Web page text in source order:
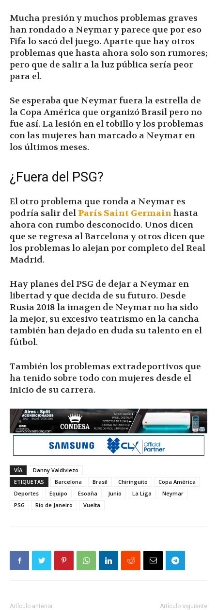
Mucha presión y muchos problemas graves
han rondado a Neymar y parece que por eso
Fifa lo sacó del juego. Aparte que hay otros
problemas que hasta ahora solo son rumores;
pero que de salir a la luz pública sería peor
para el.
Se esperaba que Neymar fuera la estrella de
la Copa América que organizó Brasil pero no
fue así. La lesión en el tobillo y los problemas
con las mujeres han marcado a Neymar en
los últimos meses.
¿Fuera del PSG?
El otro problema que ronda a Neymar es
podría salir del París Saint Germain hasta
ahora con rumbo desconocido. Unos dicen
que se regresa al Barcelona y otros dicen que
los problemas lo alejan por completo del Real
Madrid.
Hay planes del PSG de dejar a Neymar en
libertad y que decida de su futuro. Desde
Rusia 2018 la imagen de Neymar no ha sido
la mejor, su excesivo teatrismo en la cancha
también han dejado en duda su talento en el
fútbol.
También los problemas extradeportivos que
ha tenido sobre todo con mujeres desde el
inicio de su carrera.
VÍA
Danny Valdiviezo
ETIQUETAS
Barcelona Brasil Chiringuito
Copa América
Deportes
Equipo Esoaña Junio La Liga
Neymar
PSG
Río de Janeiro Vuelta
Artículo anterior Artículo siguiente